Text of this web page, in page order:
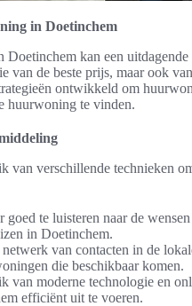
in Doetinchem
kan een
van de beste prijs, maar ook
ontwikkeld om
huurwoning te vinden.
van verschillende technieken
goed te luisteren naar de
in Doetinchem.
van contacten in de
die beschikbaar komen.
van moderne technologie en
efficiënt uit te voeren.